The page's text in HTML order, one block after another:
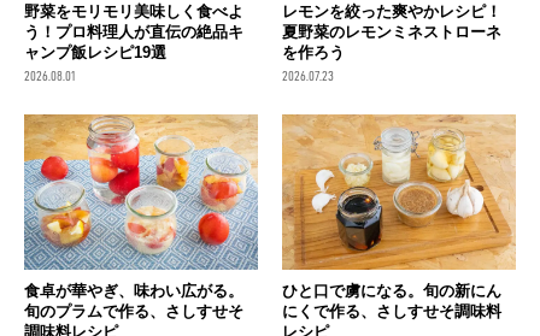
野菜をモリモリ美味しく食べよ
う！プロ料理人が直伝の絶品キ
ャンプ飯レシピ19選
2026.08.01
レモンを絞った爽やかレシピ！
夏野菜のレモンミネストローネ
を作ろう
2026.07.23
食卓が華やぎ、味わい広がる。
旬のプラムで作る、さしすせそ
調味料レシピ
ひと口で虜になる。旬の新にん
にくで作る、さしすせそ調味料
レシピ